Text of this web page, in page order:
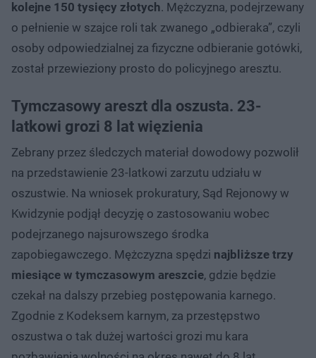
kolejne 150 tysięcy złotych. Mężczyzna, podejrzewany
o pełnienie w szajce roli tak zwanego „odbieraka”, czyli
osoby odpowiedzialnej za fizyczne odbieranie gotówki,
został przewieziony prosto do policyjnego aresztu.
Tymczasowy areszt dla oszusta. 23-
latkowi grozi 8 lat więzienia
Zebrany przez śledczych materiał dowodowy pozwolił
na przedstawienie 23-latkowi zarzutu udziału w
oszustwie. Na wniosek prokuratury, Sąd Rejonowy w
Kwidzynie podjął decyzję o zastosowaniu wobec
podejrzanego najsurowszego środka
zapobiegawczego. Mężczyzna spędzi najbliższe trzy
miesiące w tymczasowym areszcie, gdzie będzie
czekał na dalszy przebieg postępowania karnego.
Zgodnie z Kodeksem karnym, za przestępstwo
oszustwa o tak dużej wartości grozi mu kara